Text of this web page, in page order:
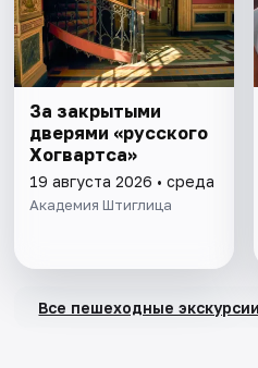
За закрытыми
дверями «русского
Хогвартса»
19 августа 2026 • среда
Академия Штиглица
Все пешеходные